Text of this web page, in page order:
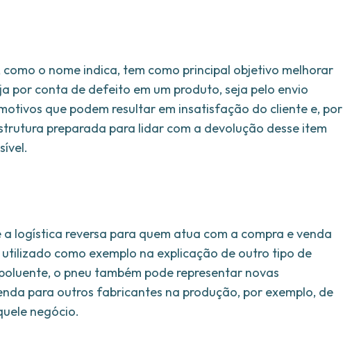
como o nome indica, tem como principal objetivo melhorar
por conta de defeito em um produto, seja pelo envio
que podem resultar em insatisfação do cliente e, por
preparada para lidar com a devolução desse item
logística reversa para quem atua com a compra e venda
utilizado como exemplo na explicação de outro tipo de
o pneu também pode representar novas
para outros fabricantes na produção, por exemplo, de
negócio.